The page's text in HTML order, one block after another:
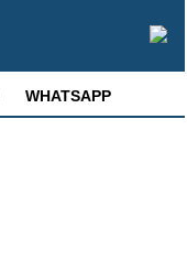
WHATSAPP